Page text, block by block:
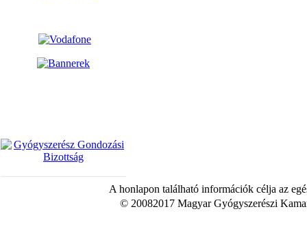
A honlapon található információk célja az
© 20082017 Magyar Gyógyszerészi